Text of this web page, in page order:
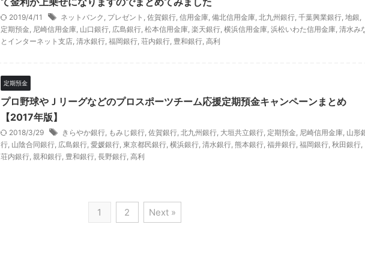
2019/4/11 ネットバンク , プレゼント , 佐賀銀行, 信用金庫, 備北信用金庫, 北九州銀行, 千葉興業銀行, 地銀,
定期預金, 尼崎信用金庫, 山口銀行, 広島銀行, 松本信用金庫, 楽天銀行, 横浜信用金庫, 浜松いわた信用金庫, 清水み
とインターネット支店, 清水銀行, 福岡銀行, 荘内銀行, 豊和銀行, 高利
定期預金
プロ野球やＪリーグなどのプロスポーツチーム応援定期預金キャンペーンまとめ
【2017年版】
2018/3/29 きらやか銀行, もみじ銀行, 佐賀銀行, 北九州銀行, 大垣共立銀行, 定期預金, 尼崎信用金庫, 山形
行, 山陰合同銀行, 広島銀行, 愛媛銀行, 東京都民銀行, 横浜銀行, 清水銀行, 熊本銀行, 福井銀行, 福岡銀行, 秋田銀行,
荘内銀行, 親和銀行, 豊和銀行, 長野銀行, 高利
1 2 Next »